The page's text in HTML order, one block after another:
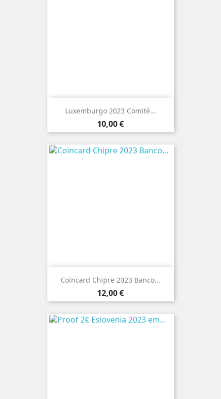
Luxemburgo 2023 Comité...
Preço
10,00 €
Coincard Chipre 2023 Banco...
Preço
12,00 €